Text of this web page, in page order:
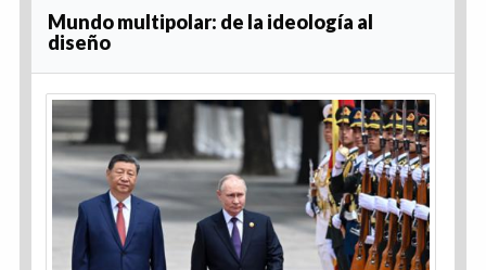
Mundo multipolar: de la ideología al
diseño